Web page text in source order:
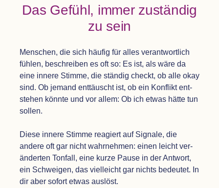
Das Gefühl, immer zustän­dig
zu sein
Men­schen, die sich häu­fig für alles ver­ant­wort­lich
füh­len, beschrei­ben es oft so: Es ist, als wäre da
eine innere Stimme, die stän­dig checkt, ob alle okay
sind. Ob jemand ent­täuscht ist, ob ein Kon­flikt ent­
ste­hen könnte und vor allem: Ob ich etwas hätte tun
sol­len.
Diese innere Stimme reagiert auf Signale, die
andere oft gar nicht wahr­neh­men: einen leicht ver­
än­der­ten Ton­fall, eine kurze Pause in der Ant­wort,
ein Schwei­gen, das viel­leicht gar nichts bedeu­tet. In
dir aber sofort etwas auslöst.